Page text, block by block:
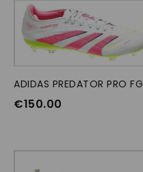
OPTIES SELECTEREN
ADIDAS PREDATOR PRO FG
€150.00